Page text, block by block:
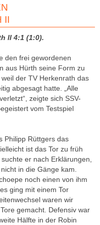
II
II 4:1 (1:0).
den frei gewordenen
aus Hürth seine Form zu
der TV Herkenrath das
abgesagt hatte. „Alle
zeigte sich SSV-
vom Testspiel
Philipp Rüttgers das
ist das Tor zu früh
er nach Erklärungen,
in die Gänge kam.
noch einen von ihm
ging mit einem Tor
waren wir
gemacht. Defensiv war
Hälfte in der Robin